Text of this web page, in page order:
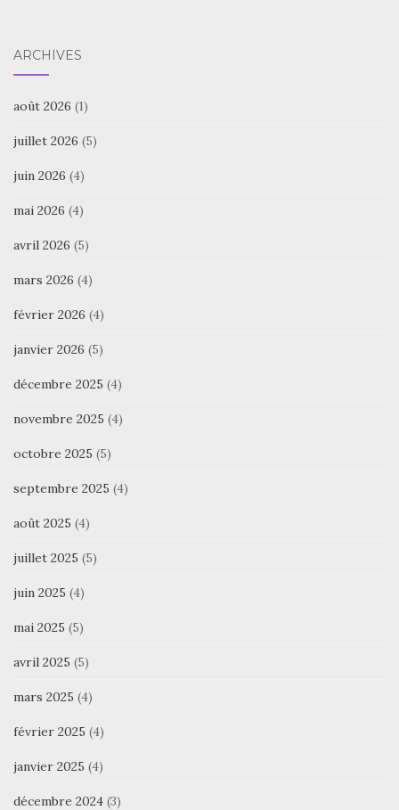
ARCHIVES
août 2026 (1)
juillet 2026 (5)
juin 2026 (4)
mai 2026 (4)
avril 2026 (5)
mars 2026 (4)
février 2026 (4)
janvier 2026 (5)
décembre 2025 (4)
novembre 2025 (4)
octobre 2025 (5)
septembre 2025 (4)
août 2025 (4)
juillet 2025 (5)
juin 2025 (4)
mai 2025 (5)
avril 2025 (5)
mars 2025 (4)
février 2025 (4)
janvier 2025 (4)
décembre 2024 (3)